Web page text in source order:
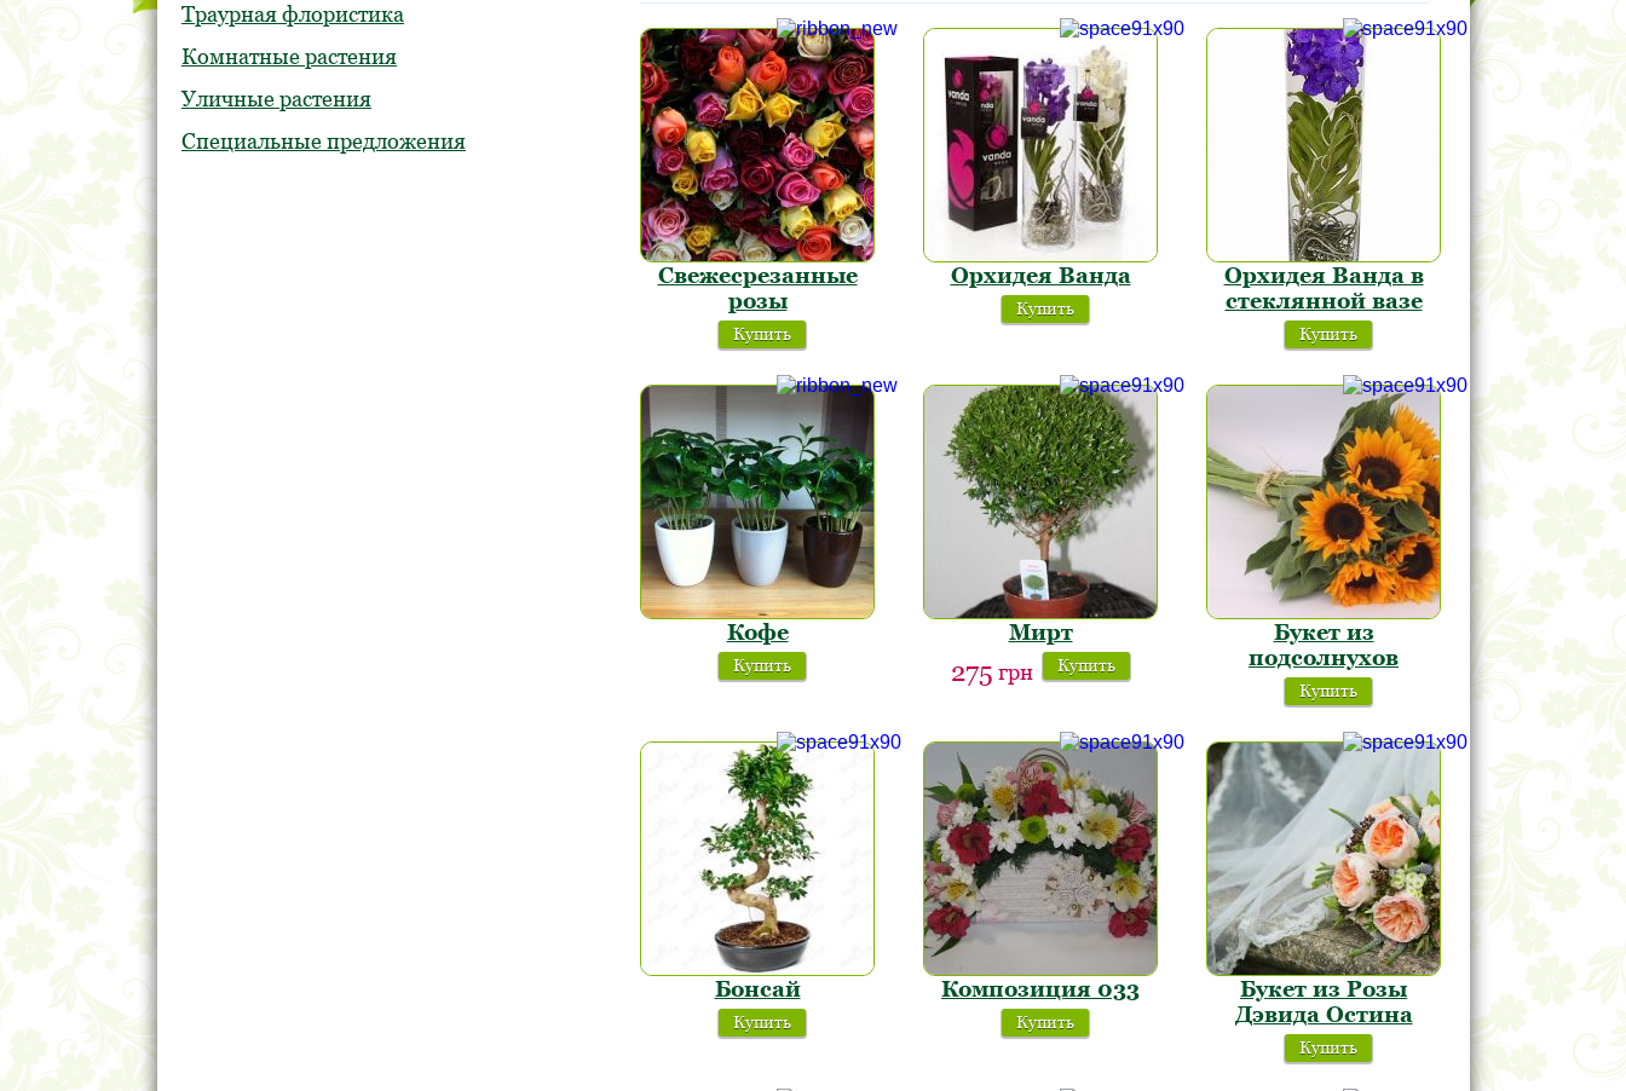
Траурная флористика
Комнатные растения
Уличные растения
Специальные предложения
Свежесрезанные
розы
Купить
Орхидея Ванда
Купить
Орхидея Ванда в
стеклянной вазе
Купить
Кофе
Купить
Мирт
275 грн Купить
Букет из
подсолнухов
Купить
Бонсай
Купить
Композиция 033
Купить
Букет из Розы
Дэвида Остина
Купить